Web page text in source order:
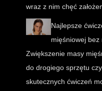
wraz z nim chęć
Najlepsze
mięśniowej
Zwiększenie masy
do drogiego sprzętu
skutecznych ćwiczeń